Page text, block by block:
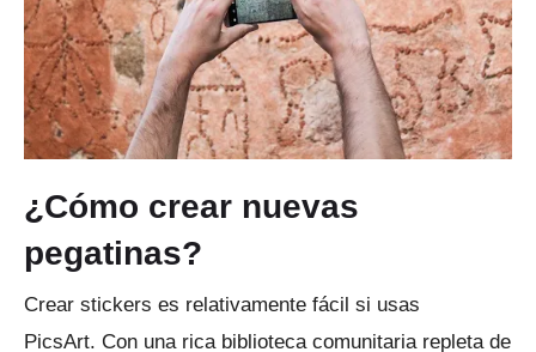
¿Cómo crear nuevas
pegatinas?
Crear stickers es relativamente fácil si usas
PicsArt. Con una rica biblioteca comunitaria repleta de